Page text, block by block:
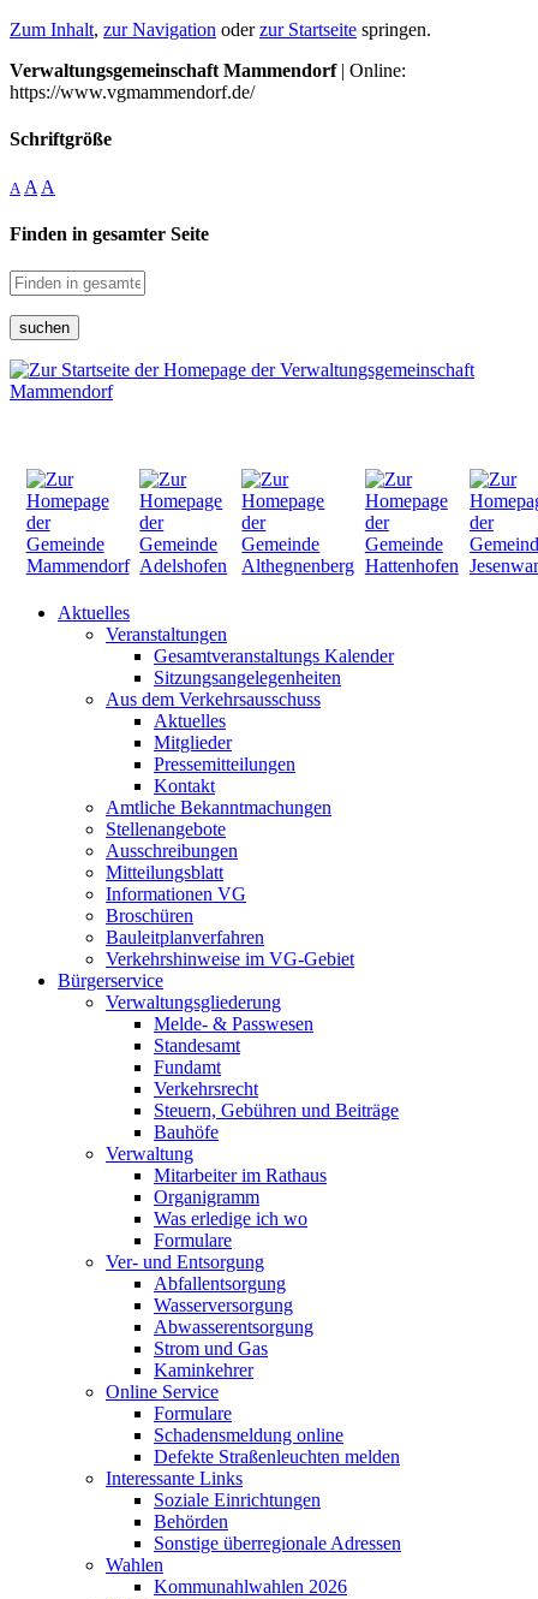
Zum Inhalt, zur Navigation oderzur Startseite springen.
Verwaltungsgemeinschaft Mammendorf| Online:
https://www.vgmammendorf.de/
Schriftgröße
A A A
Finden in gesamter Seite
suchen
Aktuelles
Veranstaltungen
Gesamtveranstaltungs Kalender
Sitzungsangelegenheiten
Aus dem Verkehrsausschuss
Aktuelles
Mitglieder
Pressemitteilungen
Kontakt
Amtliche Bekanntmachungen
Stellenangebote
Ausschreibungen
Mitteilungsblatt
Informationen VG
Broschüren
Bauleitplanverfahren
Verkehrshinweise im VG-Gebiet
Bürgerservice
Verwaltungsgliederung
Melde- & Passwesen
Standesamt
Fundamt
Verkehrsrecht
Steuern, Gebühren und Beiträge
Bauhöfe
Verwaltung
Mitarbeiter im Rathaus
Organigramm
Was erledige ich wo
Formulare
Ver- und Entsorgung
Abfallentsorgung
Wasserversorgung
Abwasserentsorgung
Strom und Gas
Kaminkehrer
Online Service
Formulare
Schadensmeldung online
Defekte Straßenleuchten melden
Interessante Links
Soziale Einrichtungen
Behörden
Sonstige überregionale Adressen
Wahlen
Kommunahlwahlen 2026